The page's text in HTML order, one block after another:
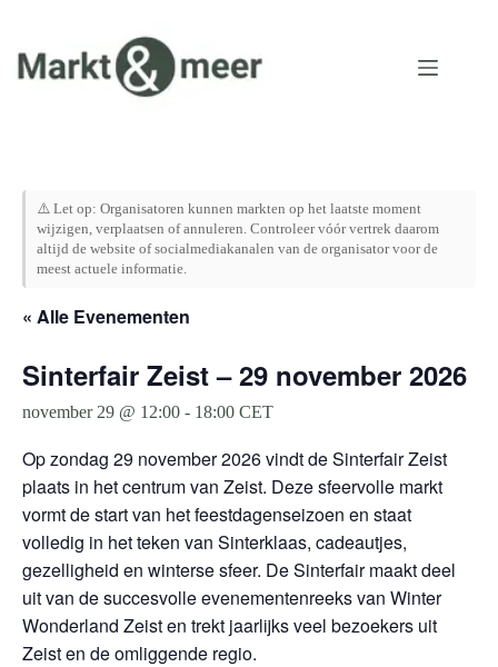
inhoud
⚠️ Let op: Organisatoren kunnen markten op het laatste moment
wijzigen, verplaatsen of annuleren. Controleer vóór vertrek daarom
altijd de website of socialmediakanalen van de organisator voor de
meest actuele informatie.
« Alle Evenementen
Sinterfair Zeist – 29 november 2026
november 29 @ 12:00 - 18:00 CET
Op zondag 29 november 2026 vindt de Sinterfair Zeist
plaats in het centrum van Zeist. Deze sfeervolle markt
vormt de start van het feestdagenseizoen en staat
volledig in het teken van Sinterklaas, cadeautjes,
gezelligheid en winterse sfeer. De Sinterfair maakt deel
uit van de succesvolle evenementenreeks van Winter
Wonderland Zeist en trekt jaarlijks veel bezoekers uit
Zeist en de omliggende regio.